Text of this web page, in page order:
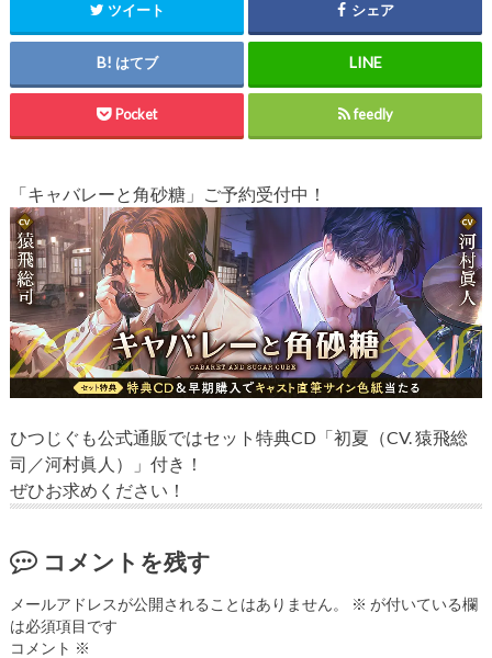
ツイート シェア
はてブ
Pocket feedly
「キャバレーと角砂糖」ご予約受付中！
ひつじぐも公式通販ではセット特典CD「初夏（CV. 猿飛総
司／河村眞人）」付き！
ぜひお求めください！
コメントを残す
メールアドレスが公開されることはありません。 ※ が付いている欄
は必須項目です
コメント ※